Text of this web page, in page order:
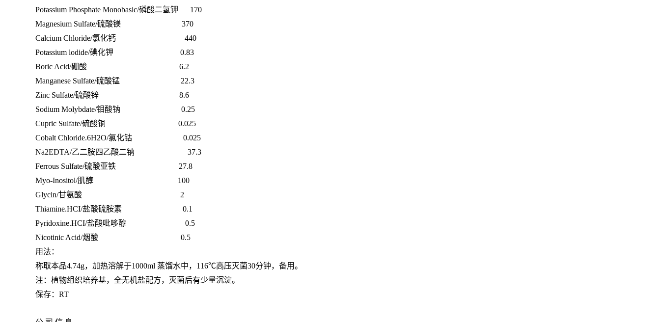
Potassium Phosphate Monobasic/磷酸二氢钾 170
Magnesium Sulfate/硫酸镁 370
Calcium Chloride/氯化钙 440
Potassium lodide/碘化钾 0.83
Boric Acid/硼酸 6.2
Manganese Sulfate/硫酸锰 22.3
Zinc Sulfate/硫酸锌 8.6
Sodium Molybdate/钼酸钠 0.25
Cupric Sulfate/硫酸铜
0.025
Cobalt Chloride.6H2O/氯化钴 0.025
Na2EDTA/乙二胺四乙酸二钠 37.3
Ferrous Sulfate/硫酸亚铁 27.8
Myo-Inositol/肌醇 100
Glycin/甘氨酸 2
Thiamine.HCI/盐酸硫胺素 0.1
Pyridoxine.HCI/盐酸吡哆醇 0.5
Nicotinic Acid/烟酸 0.5
用法：
称取本品4.74g，加热溶解于1000ml 蒸馏水中， 116℃高压灭菌30分钟，备用。
注：植物组织培养基，全无机盐配方，灭菌后有少量沉淀。
保存： RT